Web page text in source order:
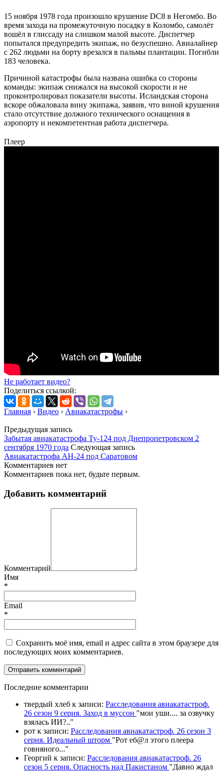
15 ноября 1978 года произошло крушение DC8 в Негомбо. Во
время захода на промежуточную посадку в Коломбо, самолёт
вошёл в глиссаду на слишком малой высоте. Диспетчер
попытался предупредить экипаж, но безуспешно. Авиалайнер
с 262 людьми на борту врезался в пальмы плантации. Погибли
183 человека.
Причиной катастрофы была названа ошибка со стороны
команды: экипаж снижался на высокой скорости и не
проконтролировал показатели высоты. Исландская сторона
вскоре обжаловала вину экипажа, заявив, что виной крушения
стало отсутствие должного технического оснащения в
аэропорту и некомпетентная работа диспетчера.
Плеер
Не работает видео?
Поделиться ссылкой:
Главная › Видео › Авиакатастрофы ›
Предыдущая запись
Забытая авиакатастрофа Ту-124 под Днепропетровском 2
сентября 1970 года Следующая запись
Авиакатастрофа АН-24 под Саратовом
Комментариев нет
Комментариев пока нет, будьте первым.
Добавить комментарий
Комментарий
Имя
*
Email
*
Сохранить моё имя, email и адрес сайта в этом браузере для
последующих моих комментариев.
Последние комментарии
твердый хлеб к записи: Расследования авиакатастроф.
26 сезон 9 серия. Заход в муссон "мои уши.... за озвучку
взялась ИИ?.."
рот к записи: Расследования авиакатастроф. 26 сезон 3
серия. Идеальный шторм "Рот еб@л этого плеера
говняного..."
Георгий к записи: Расследования авиакатастроф. 26
сезон 5 серия. Опасность над Пакистаном "Давно ждал